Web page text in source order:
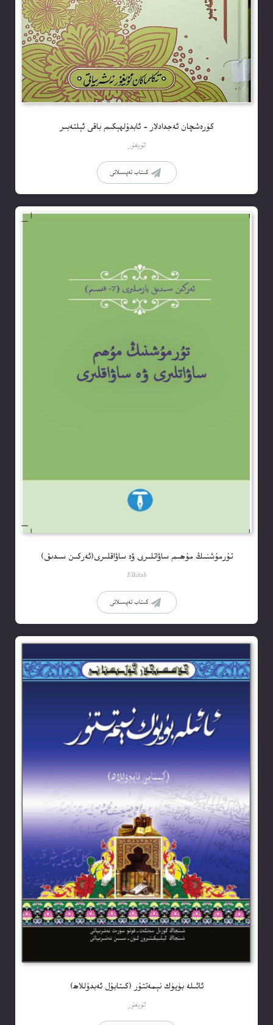
كۈرەشچان ئەجدادلار – ئابدۇلھېكىم باقى ئېلتەبىر
ئۇيغۇر
كىتاب تەپسىلاتى
تۇرمۇشنىڭ مۇھىم ساۋاتلىرى ۋە ساۋاقلىرى(ئەركىن سىدىق)
Elkitab
كىتاب تەپسىلاتى
ئائىلە بۈيۈك نېمەتتۇر (كىتابۇل ئەبدۇللاھ)
ئۇيغۇر